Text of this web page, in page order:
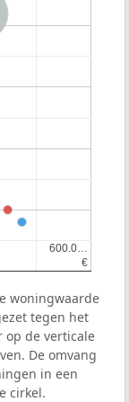
€
€
600.0…
600.0…
woningwaarde
tegen het
op de verticale
De omvang
in een
cirkel.